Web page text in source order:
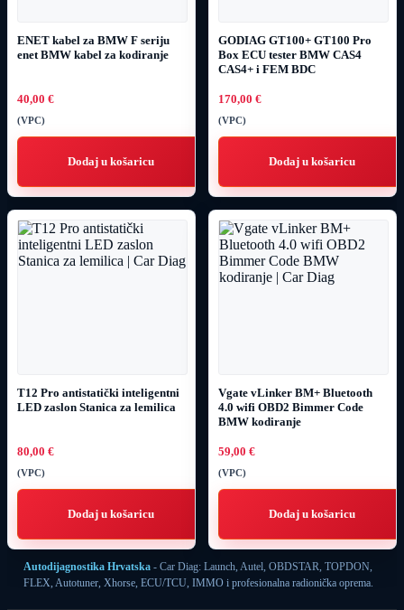
ENET kabel za BMW F seriju
enet BMW kabel za kodiranje
40,00 €
(VPC)
Dodaj u košaricu
GODIAG GT100+ GT100 Pro
Box ECU tester BMW CAS4
CAS4+ i FEM BDC
170,00 €
(VPC)
Dodaj u košaricu
T12 Pro antistatički inteligentni
LED zaslon Stanica za lemilica
80,00 €
(VPC)
Dodaj u košaricu
Vgate vLinker BM+ Bluetooth
4.0 wifi OBD2 Bimmer Code
BMW kodiranje
59,00 €
(VPC)
Dodaj u košaricu
Autodijagnostika Hrvatska - Car Diag: Launch, Autel, OBDSTAR, TOPDON,
FLEX, Autotuner, Xhorse, ECU/TCU, IMMO i profesionalna radionička oprema.